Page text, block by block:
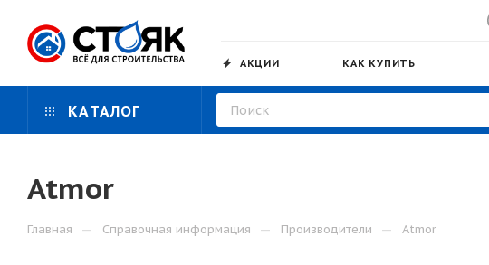
АКЦИИ КАК КУПИТЬ
КАТАЛОГ
Atmor
Главная — Справочная информация — Производители — Atmor